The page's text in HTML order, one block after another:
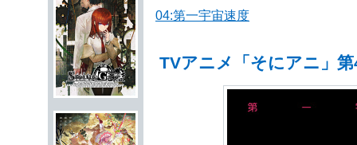
04:第一宇宙速度
TVアニメ「そにアニ」